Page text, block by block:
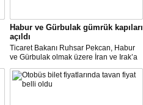
Habur ve Gürbulak gümrük kapıları
açıldı
Ticaret Bakanı Ruhsar Pekcan, Habur
ve Gürbulak olmak üzere İran ve Irak’a
açılan gümrük kapılarının uluslararası
yük taşımacılığına yeniden açıldığını
duyurdu.